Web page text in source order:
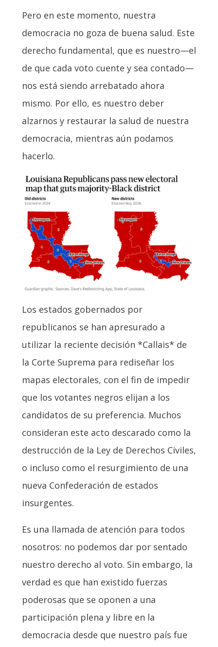
Pero en este momento, nuestra
democracia no goza de buena salud. Este
derecho fundamental, que es nuestro—el
de que cada voto cuente y sea contado—
nos está siendo arrebatado ahora
mismo. Por ello, es nuestro deber
alzarnos y restaurar la salud de nuestra
democracia, mientras aún podamos
hacerlo.
Los estados gobernados por
republicanos se han apresurado a
utilizar la reciente decisión *Callais* de
la Corte Suprema para rediseñar los
mapas electorales, con el fin de impedir
que los votantes negros elijan a los
candidatos de su preferencia. Muchos
consideran este acto descarado como la
destrucción de la Ley de Derechos Civiles,
o incluso como el resurgimiento de una
nueva Confederación de estados
insurgentes.
Es una llamada de atención para todos
nosotros: no podemos dar por sentado
nuestro derecho al voto. Sin embargo, la
verdad es que han existido fuerzas
poderosas que se oponen a una
participación plena y libre en la
democracia desde que nuestro país fue